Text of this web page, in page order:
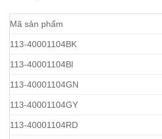
Mã sản phẩm
113-40001104BK
113-40001104Bl
113-40001104GN
113-40001104GY
113-40001104RD